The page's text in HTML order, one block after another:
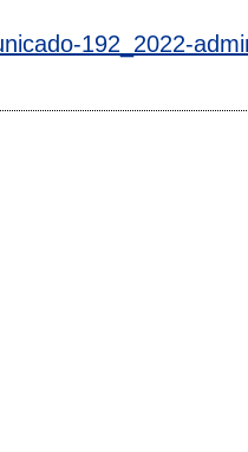
192_2022-